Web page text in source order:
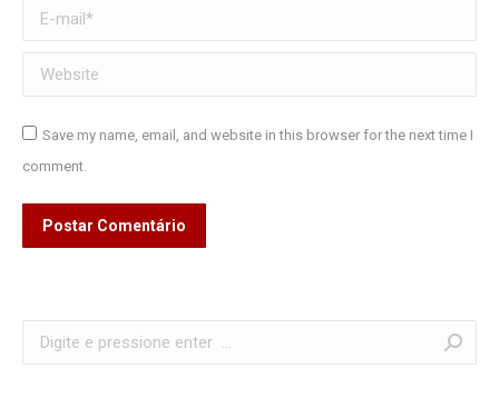
E-mail *
Website
Save my name, email, and website in this browser for the next time I
comment.
Postar Comentário
Search: